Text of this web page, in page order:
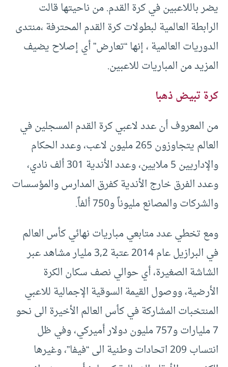
يضر باللاعبين في كرة القدم. من ناحيتها قالت
الرابطة العالمية لبطولات كرة القدم المحترفة ،منتدى
الدوريات العالمية ، إنها “تعارض” أي إصلاح يضيف
المزيد من المباريات للاعبين.
كرة تبيض ذهبا
من المعروف أن عدد لاعبي كرة القدم المسجلين في
العالم يتجاوزون 265 مليون لاعب، وعدد الحكام
والإداريين 5 ملايين، وعدد الأندية 301 ألف نادي،
وعدد الفرق خارج الأندية كفرق المدارس والمؤسسات
والشركات والمصانع مليوناً و750 ألفاً.
ومع تخطي عدد متابعي مباريات نهائي كأس العالم
في البرازيل عام 2014 عتبة 3,2 مليار مشاهد عبر
الشاشة الصغيرة، أي حوالي نصف سكان الكرة
الأرضية، ووصول القيمة السوقية الإجمالية للاعبي
المنتخبات المشاركة في كأس العالم الأخيرة الى نحو
7 مليارات و757 مليون دولار أميركي، وفي ظل
انتساب 209 اتحادات وطنية الى “فيفا”، وغيرها